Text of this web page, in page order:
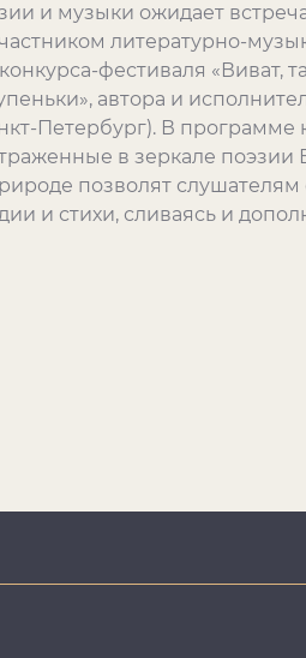
и музыки ожидает
литературно-
фестиваля «Виват,
автора и
Петербург). В
в зеркале поэзии
позволят слушателям
и стихи, сливаясь и